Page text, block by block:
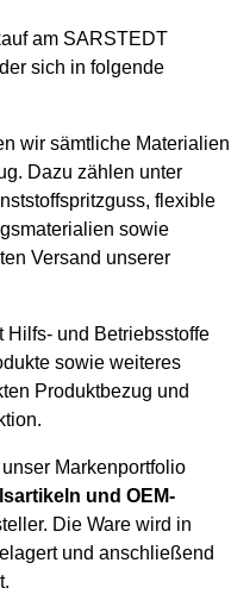
am SARSTEDT
sich in folgende
wir sämtliche Materialien
Dazu zählen unter
flexible
sowie
Versand unserer
Hilfs- und Betriebsstoffe
sowie weiteres
Produktbezug und
Markenportfolio
und OEM-
Die Ware wird in
und anschließend